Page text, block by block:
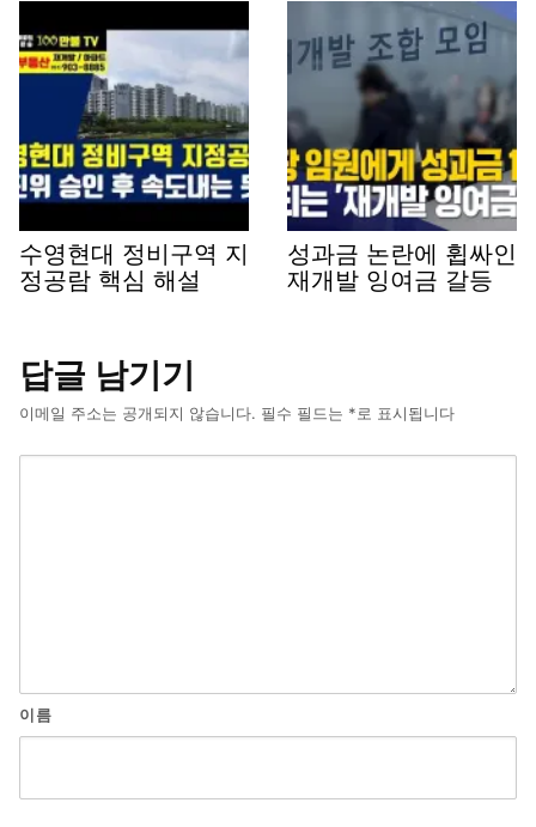
수영현대 정비구역 지
정공람 핵심 해설
성과금 논란에 휩싸인
재개발 잉여금 갈등
답글 남기기
이메일 주소는 공개되지 않습니다. 필수 필드는 *로 표시됩니다
이름